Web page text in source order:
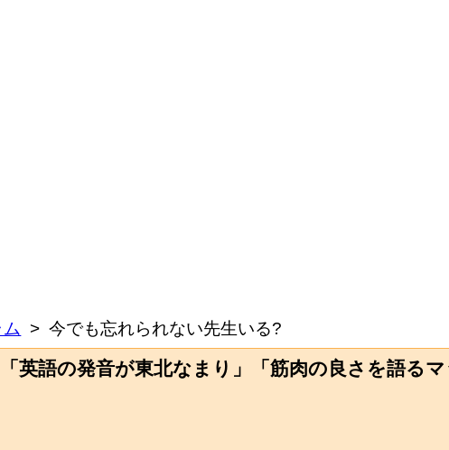
ム 今でも忘れられない先生いる?
英語の発音が東北なまり」「筋肉の良さを語る